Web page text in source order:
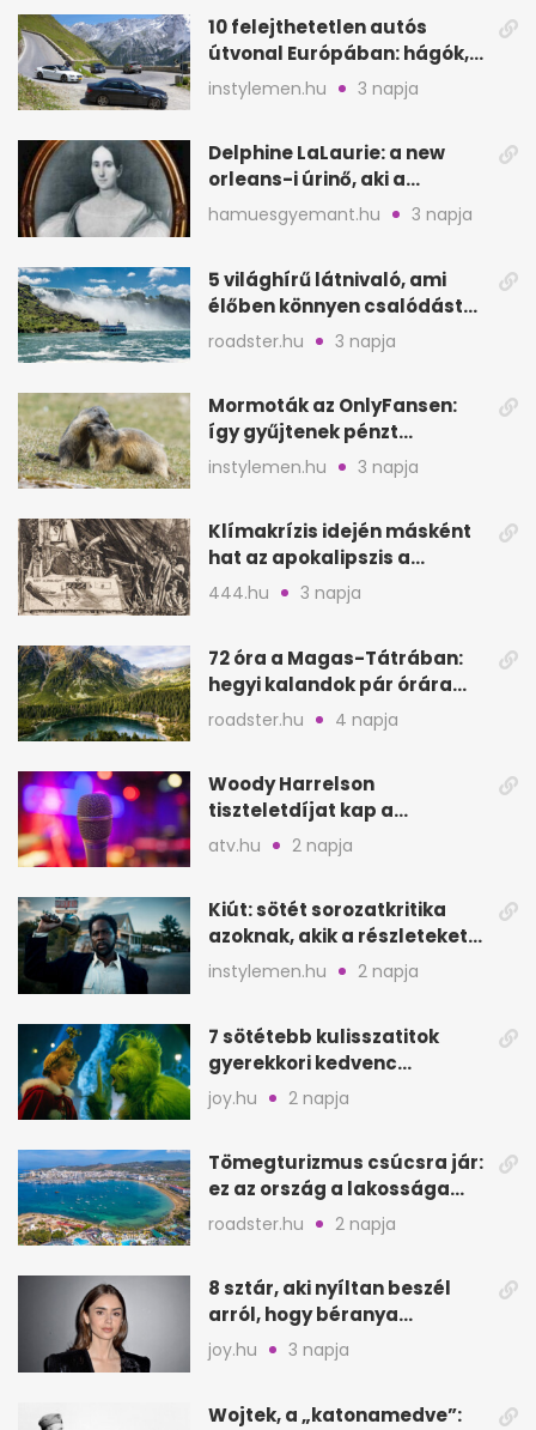
10 felejthetetlen autós
útvonal Európában: hágók,
partok, fjordok
instylemen.hu 3 napja
Delphine LaLaurie: a new
orleans-i úrinő, aki a
padláson kínzott
hamuesgyemant.hu 3 napja
5 világhírű látnivaló, ami
élőben könnyen csalódást
okozhat
roadster.hu 3 napja
Mormoták az OnlyFansen:
így gyűjtenek pénzt
amerikai kutatók
instylemen.hu 3 napja
Klímakrízis idején másként
hat az apokalipszis a
Szépművészetiben
444.hu 3 napja
72 óra a Magas-Tátrában:
hegyi kalandok pár órára
Magyarországtól
roadster.hu 4 napja
Woody Harrelson
tiszteletdíjat kap a
Szarajevói Filmfesztiválon
atv.hu 2 napja
Kiút: sötét sorozatkritika
azoknak, akik a részleteket
keresik
instylemen.hu 2 napja
7 sötétebb kulisszatitok
gyerekkori kedvenc
filmjeinkről a Joy szerint
joy.hu 2 napja
Tömegturizmus csúcsra jár:
ez az ország a lakossága
kétszeresét fogadja
roadster.hu 2 napja
8 sztár, aki nyíltan beszél
arról, hogy béranya
segítette a családalapítást
joy.hu 3 napja
Wojtek, a „katonamedve”: